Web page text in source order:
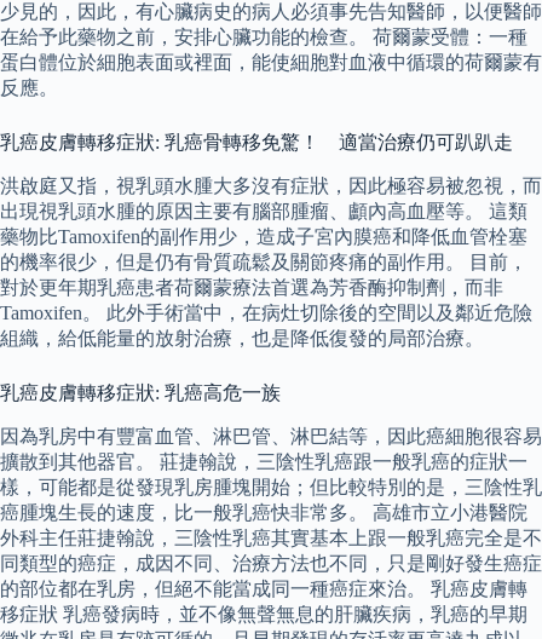
少見的，因此，有心臟病史的病人必須事先告知醫師，以便醫師
在給予此藥物之前，安排心臟功能的檢查。 荷爾蒙受體：一種
蛋白體位於細胞表面或裡面，能使細胞對血液中循環的荷爾蒙有
反應。
乳癌皮膚轉移症狀: 乳癌骨轉移免驚！ 適當治療仍可趴趴走
洪啟庭又指，視乳頭水腫大多沒有症狀，因此極容易被忽視，而
出現視乳頭水腫的原因主要有腦部腫瘤、顱內高血壓等。 這類
藥物比Tamoxifen的副作用少，造成子宮內膜癌和降低血管栓塞
的機率很少，但是仍有骨質疏鬆及關節疼痛的副作用。 目前，
對於更年期乳癌患者荷爾蒙療法首選為芳香酶抑制劑，而非
Tamoxifen。 此外手術當中，在病灶切除後的空間以及鄰近危險
組織，給低能量的放射治療，也是降低復發的局部治療。
乳癌皮膚轉移症狀: 乳癌高危一族
因為乳房中有豐富血管、淋巴管、淋巴結等，因此癌細胞很容易
擴散到其他器官。 莊捷翰說，三陰性乳癌跟一般乳癌的症狀一
樣，可能都是從發現乳房腫塊開始；但比較特別的是，三陰性乳
癌腫塊生長的速度，比一般乳癌快非常多。 高雄市立小港醫院
外科主任莊捷翰說，三陰性乳癌其實基本上跟一般乳癌完全是不
同類型的癌症，成因不同、治療方法也不同，只是剛好發生癌症
的部位都在乳房，但絕不能當成同一種癌症來治。 乳癌皮膚轉
移症狀 乳癌發病時，並不像無聲無息的肝臟疾病，乳癌的早期